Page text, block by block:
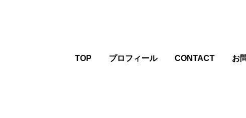
TOP プロフィール CONTACT お